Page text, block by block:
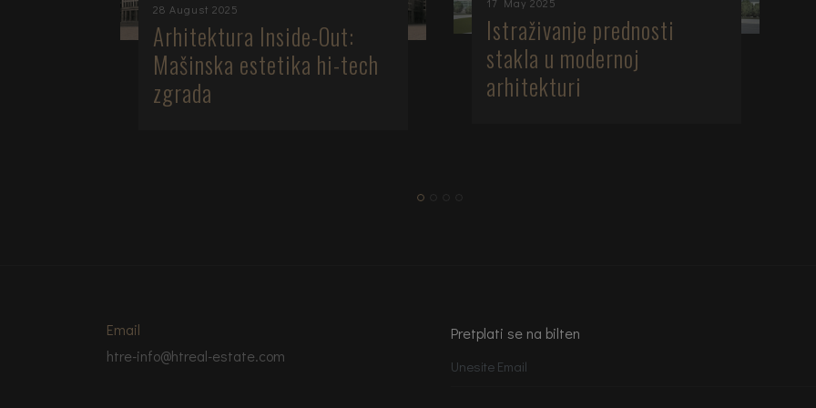
28 August 2025
Arhitektura Inside-Out:
Mašinska estetika hi-tech
zgrada
Istraživanje prednosti
stakla u modernoj
arhitekturi
Email
htre-info@htreal-estate.com
Pretplati se na bilten